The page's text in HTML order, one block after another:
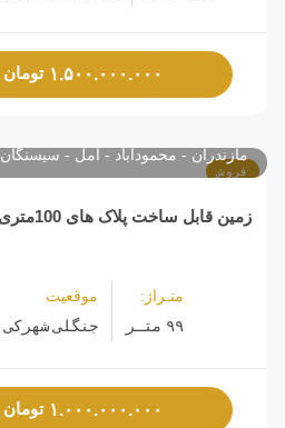
۱.۵۰۰.۰۰۰.۰۰۰ تومان
فروش
مازندران محمودآباد آمل سیسنگان
زمین قابل ساخت پلاک های 100متری ب بالا‌
متـراژ:
۹۹ متـر
موقعیت
جنگلی شهرکی
۱.۰۰۰.۰۰۰.۰۰۰ تومان